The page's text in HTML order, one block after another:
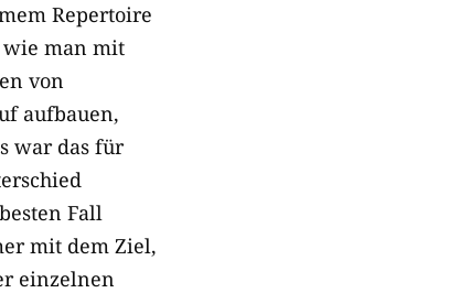
Repertoire
wie man mit
von
aufbauen,
war das für
Fall
mit dem Ziel,
einzelnen